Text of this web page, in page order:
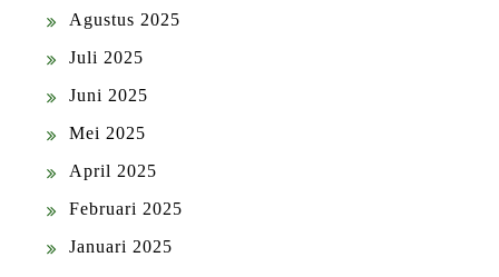
Agustus 2025
Juli 2025
Juni 2025
Mei 2025
April 2025
Februari 2025
Januari 2025